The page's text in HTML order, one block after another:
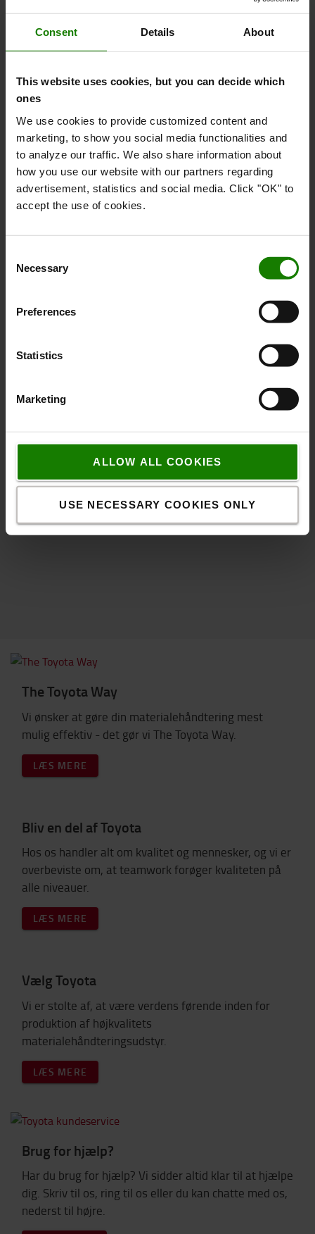
Consent Details About
This website uses cookies, but you can decide which
ones
We use cookies to provide customized content and
marketing, to show you social media functionalities and
to analyze our traffic. We also share information about
how you use our website with our partners regarding
advertisement, statistics and social media. Click "OK" to
accept the use of cookies.
Selection
Necessary
Preferences
Statistics
Marketing
ALLOW ALL COOKIES
USE NECESSARY COOKIES ONLY
Handling Danmark til at være blandt de bedste 3%
procent i verden når det gælder vores arbejde med
”Miljø”, ”Medarbejdere og menneskerettigheder”,
Alle europæiske fabrikker har følgende ISO-
certifikater: 9001, 14001, 45001. De italienske
fabrikker har også ISO 50001, og de andre fabrikker
arbejder hen imod det.
Flere oplysninger om hver enhed kan findes på
Minimer miljøvirkning
The Toyota Way
Vi ønsker at gøre din materialehåndtering mest
mulig effektiv - det gør vi The Toyota Way.
LÆS MERE
Bliv en del af Toyota
Hos os handler alt om kvalitet og mennesker, og vi er
overbeviste om, at teamwork forøger kvaliteten på
alle niveauer.
LÆS MERE
Vælg Toyota
Vi er stolte af, at være verdens førende inden for
produktion af højkvalitets
materialehåndteringsudstyr.
LÆS MERE
Brug for hjælp?
Har du brug for hjælp? Vi sidder altid klar til at hjælpe
dig. Skriv til os, ring til os eller du kan chatte med os,
nederst til højre.